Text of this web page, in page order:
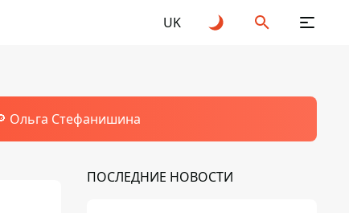
UK
Ольга Стефанишина
ПОСЛЕДНИЕ НОВОСТИ